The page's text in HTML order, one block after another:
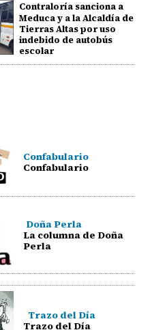
Contraloría sanciona a
Meduca y a la Alcaldía de
Tierras Altas por uso
indebido de autobús
escolar
Confabulario
Confabulario
Doña Perla
La columna de Doña
Perla
Trazo del Día
Trazo del Día